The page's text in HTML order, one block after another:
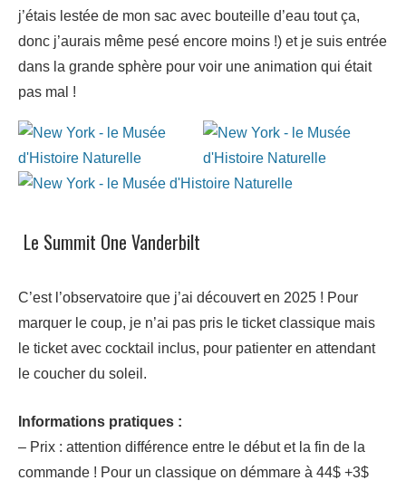
j’étais lestée de mon sac avec bouteille d’eau tout ça,
donc j’aurais même pesé encore moins !) et je suis entrée
dans la grande sphère pour voir une animation qui était
pas mal !
Le Summit One Vanderbilt
C’est l’observatoire que j’ai découvert en 2025 ! Pour
marquer le coup, je n’ai pas pris le ticket classique mais
le ticket avec cocktail inclus, pour patienter en attendant
le coucher du soleil.
Informations pratiques :
– Prix : attention différence entre le début et la fin de la
commande ! Pour un classique on démmare à 44$ +3$